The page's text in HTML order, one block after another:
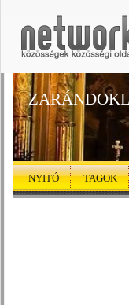
NYITÓ TAGOK